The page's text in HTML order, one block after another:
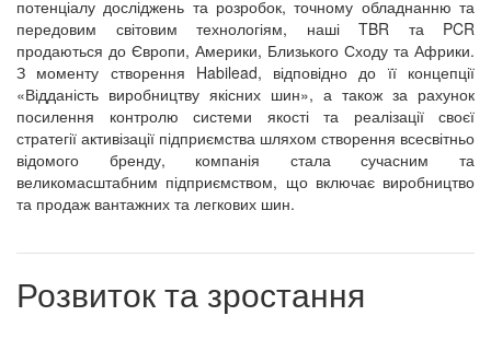
потенціалу досліджень та розробок, точному обладнанню та
передовим світовим технологіям, наші TBR та PCR
продаються до Європи, Америки, Близького Сходу та Африки.
З моменту створення Habilead, відповідно до її концепції
«Відданість виробництву якісних шин», а також за рахунок
посилення контролю системи якості та реалізації своєї
стратегії активізації підприємства шляхом створення всесвітньо
відомого бренду, компанія стала сучасним та
великомасштабним підприємством, що включає виробництво
та продаж вантажних та легкових шин.
Розвиток та зростання